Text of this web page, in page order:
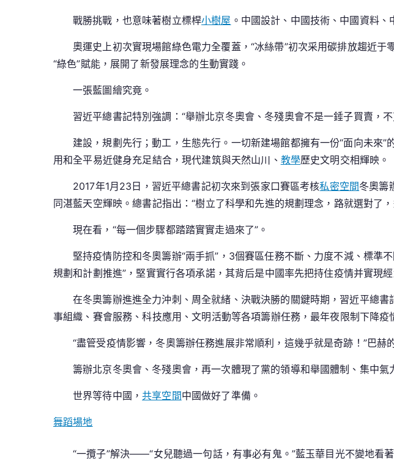
門
戰勝挑戰，也意味著樹立標桿小樹屋 。中國設計、中國技術、中國資料
奧運史上初次實現場館綠色電力全覆蓋，“冰絲帶”初次采用碳排放趨近于
“綠色”賦能，展開了新發展理念的生動實踐。
一張藍圖繪究竟。
習近平總書記特別強調：“舉辦北京冬奧會、冬殘奧會不是一錘子買賣，
建設，規劃先行；動工，生態先行。一切新建場館都擁有一份“面向未來
用和全平易近健身充足結合，現代建筑與天然山川、 教學歷史文明交相輝映。
2017年1月23日，習近平總書記初次來到張家口賽區考核私密空間冬奧籌
同湛藍天空輝映。總書記指出：“樹立了科學和先進的規劃理念，路就選對了
現在看，“每一個步驟都踏踏實實走過來了”。
堅持疫情防控和冬奧籌辦“兩手抓”，3個賽區任務不斷、力度不減、標
規劃和計劃推進”，堅實實行各項承諾，其背后是中國率先把持住疫情并實現
在冬奧籌辦進進全力沖刺、周全就緒、決戰決勝的關鍵時期，習近平總
事組織、賽會服務、科技應用、文明活動等各項籌辦任務，最年夜限制下降疫
“盡管受疫情影響，冬奧籌辦任務進展非常順利，這幾乎就是奇跡！”巴赫
籌辦北京冬奧會、冬殘奧會，再一次體現了黨的領導和舉國體制、集中氣
世界等待中國，共享空間中國做好了準備。
舞蹈場地
“一攬子”解決——“女兒聽過一句話，有事必有鬼。”藍玉華目光不變地看著